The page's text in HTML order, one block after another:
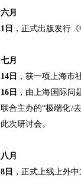
六月
1 日 ，正式出版发行
七月
14 日 ，获一项上海市
16 日 ，由上海国际问
联合主办的“极端化/
此次研讨会。
八月
8 日 ，正式上线上外